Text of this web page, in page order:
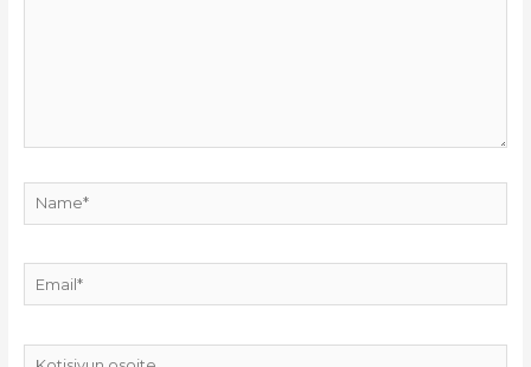
Name*
Email*
Kotisivun